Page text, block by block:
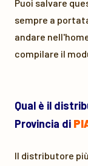
Puoi salvare
sempre a
andare
compilare il
Qual è il
Provincia di
Il distributore